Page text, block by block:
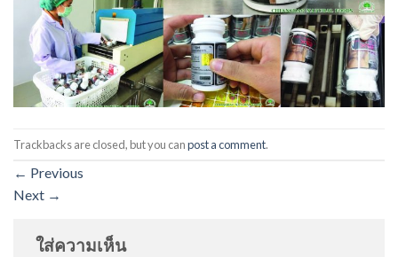
Trackbacks are closed, but you canpost a comment.
← Previous
Next →
ใส่ความเห็น